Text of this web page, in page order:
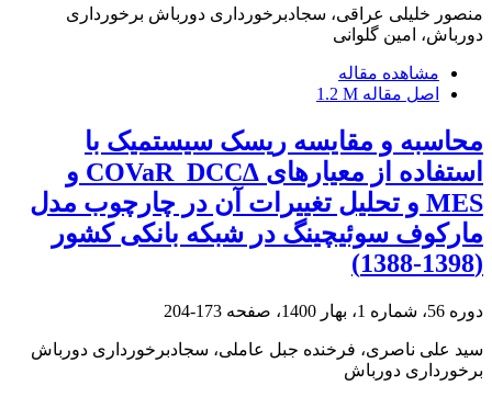
منصور خلیلی عراقی، سجادبرخورداری دورباش برخورداری
دورباش، امین گلوانی
مشاهده مقاله
اصل مقاله 1.2 M
محاسبه و مقایسه ریسک سیستمیک با
استفاده از معیارهای ∆COVaR‌‌_DCC و
MES و تحلیل تغییرات آن در چارچوب مدل
مارکوف سوئیچینگ در شبکه بانکی کشور
(1398-1388)
دوره 56، شماره 1، بهار 1400، صفحه 173-204
سید علی ناصری، فرخنده جبل عاملی، سجادبرخورداری دورباش
برخورداری دورباش